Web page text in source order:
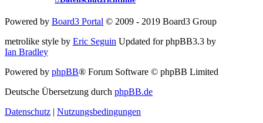
Powered by Board3 Portal © 2009 - 2019 Board3 Group
metrolike style by Eric Seguin Updated for phpBB3.3 by
Ian Bradley
Powered by phpBB® Forum Software © phpBB Limited
Deutsche Übersetzung durch phpBB.de
Datenschutz
Nutzungsbedingungen